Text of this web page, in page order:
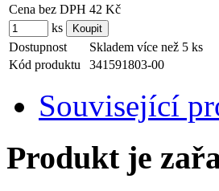
Cena bez DPH 42 Kč
ks
Dostupnost
Skladem více než 5 ks
Kód produktu
341591803-00
Související
Produkt je